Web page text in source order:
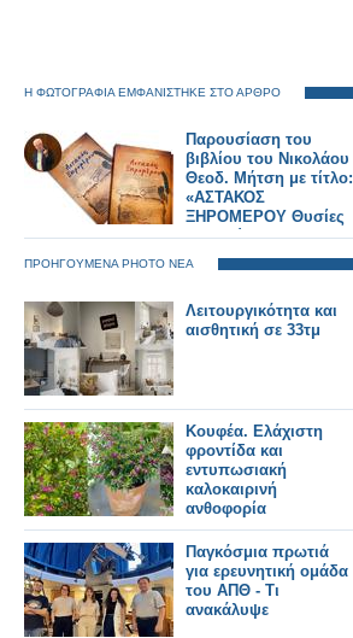
Η ΦΩΤΟΓΡΑΦΙΑ ΕΜΦΑΝΙΣΤΗΚΕ ΣΤΟ ΑΡΘΡΟ
Παρουσίαση του
βιβλίου του Νικολάου
Θεοδ. Μήτση με τίτλο:
«ΑΣΤΑΚΟΣ
ΞΗΡΟΜΕΡΟΥ Θυσίες
και Αγώνες στα
1821»... ΑΘΗΝΑ 30
Ιουνίου 2025,
ΦΩΤΟΡΕΠΟΡΤΑΖ
Γιώργος Κουβέλης
ΠΡΟΗΓΟΥΜΕΝΑ PHOTO ΝΕΑ
Λειτουργικότητα και
αισθητική σε 33τμ
Κουφέα. Ελάχιστη
φροντίδα και
εντυπωσιακή
καλοκαιρινή
ανθοφορία
Παγκόσμια πρωτιά
για ερευνητική ομάδα
του ΑΠΘ - Τι
ανακάλυψε